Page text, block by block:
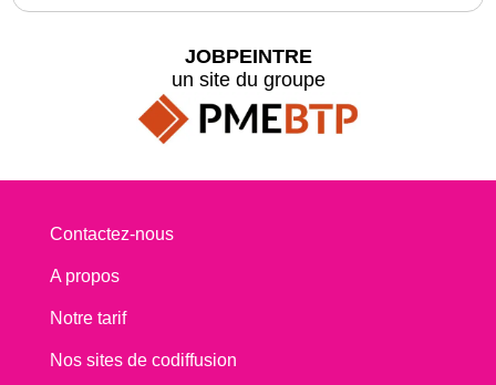
JOBPEINTRE
un site du groupe
Contactez-nous
A propos
Notre tarif
Nos sites de codiffusion